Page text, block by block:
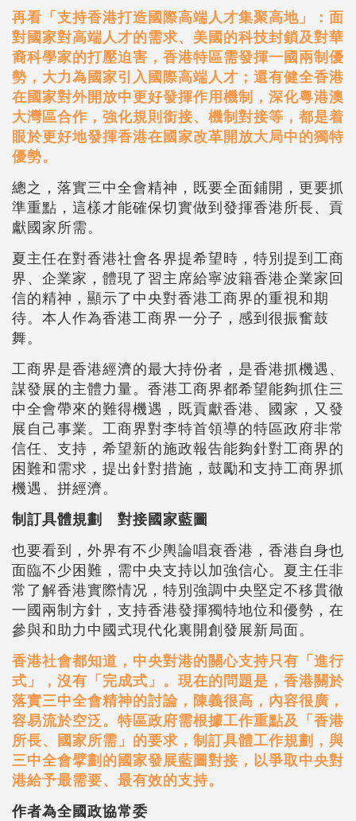
再看「支持香港打造國際高端人才集聚高地」：面
對國家對高端人才的需求、美國的科技封鎖及對華
裔科學家的打壓迫害，香港特區需發揮一國兩制優
勢，大力為國家引入國際高端人才；還有健全香港
在國家對外開放中更好發揮作用機制，深化粵港澳
大灣區合作，強化規則銜接、機制對接等，都是着
眼於更好地發揮香港在國家改革開放大局中的獨特
優勢。
總之，落實三中全會精神，既要全面鋪開，更要抓
準重點，這樣才能確保切實做到發揮香港所長、貢
獻國家所需。
夏主任在對香港社會各界提希望時，特別提到工商
界、企業家，體現了習主席給寧波籍香港企業家回
信的精神，顯示了中央對香港工商界的重視和期
待。本人作為香港工商界一分子，感到很振奮鼓
舞。
工商界是香港經濟的最大持份者，是香港抓機遇、
謀發展的主體力量。香港工商界都希望能夠抓住三
中全會帶來的難得機遇，既貢獻香港、國家，又發
展自己事業。工商界對李特首領導的特區政府非常
信任、支持，希望新的施政報告能夠針對工商界的
困難和需求，提出針對措施，鼓勵和支持工商界抓
機遇、拼經濟。
制訂具體規劃 對接國家藍圖
也要看到，外界有不少輿論唱衰香港，香港自身也
面臨不少困難，需中央支持以加強信心。夏主任非
常了解香港實際情况，特別強調中央堅定不移貫徹
一國兩制方針，支持香港發揮獨特地位和優勢，在
參與和助力中國式現代化裏開創發展新局面。
香港社會都知道，中央對港的關心支持只有「進行
式」，沒有「完成式」。現在的問題是，香港關於
落實三中全會精神的討論，陳義很高，內容很廣，
容易流於空泛。特區政府需根據工作重點及「香港
所長、國家所需」的要求，制訂具體工作規劃，與
三中全會擘劃的國家發展藍圖對接，以爭取中央對
港給予最需要、最有效的支持。
作者為全國政協常委